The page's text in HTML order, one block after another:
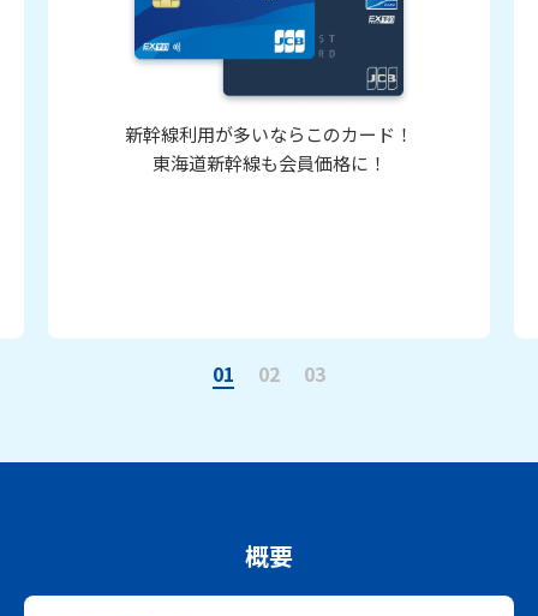
新幹線利用が多いならこのカード！
東海道新幹線も会員価格に！
01 02 03
概要